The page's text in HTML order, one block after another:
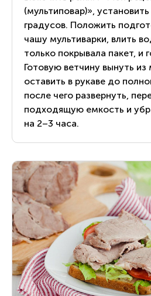
(мультиповар)»,
градусов. Положить
чашу мультиварки, влить
только покрывала пакет, и
Готовую ветчину вынуть из
оставить в рукаве до
после чего развернуть,
подходящую емкость и
на 2–3 часа.